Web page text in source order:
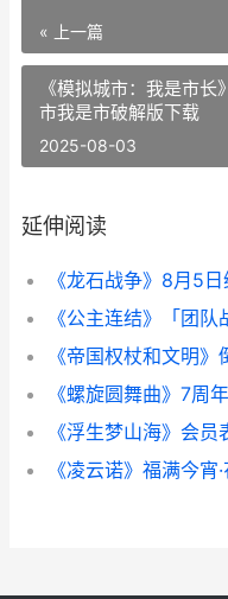
« 上一篇
《模拟城市：我是市
市我是市破解版下载
2025-08-03
延伸阅读
《公主连结》「团
《帝国权杖和文明
《螺旋圆舞曲》7周
《浮生梦山海》会
《凌云诺》福满今